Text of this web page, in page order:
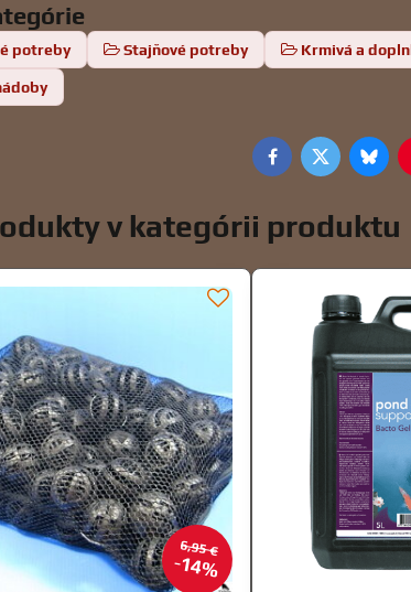
potreby Stajňové potreby Krmivá a
FacebookTwitter
v kategórii produktu
6,95 €
14%